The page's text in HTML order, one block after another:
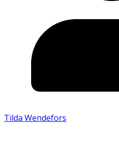
Tilda Wendefors